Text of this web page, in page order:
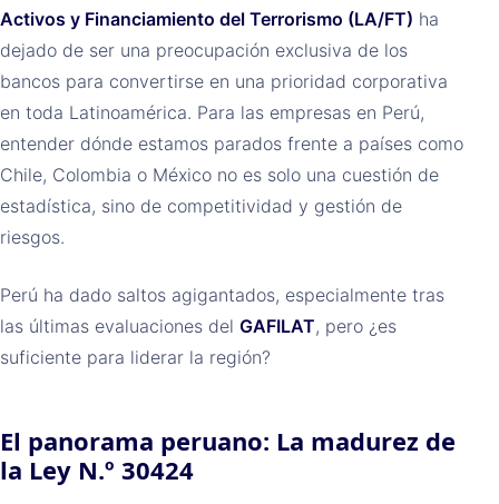
Activos y Financiamiento del Terrorismo (LA/FT) ha
dejado de ser una preocupación exclusiva de los
bancos para convertirse en una prioridad corporativa
en toda Latinoamérica. Para las empresas en Perú,
entender dónde estamos parados frente a países como
Chile, Colombia o México no es solo una cuestión de
estadística, sino de competitividad y gestión de
riesgos.
Perú ha dado saltos agigantados, especialmente tras
las últimas evaluaciones del GAFILAT, pero ¿es
suficiente para liderar la región?
El panorama peruano: La madurez de
la Ley N.º 30424